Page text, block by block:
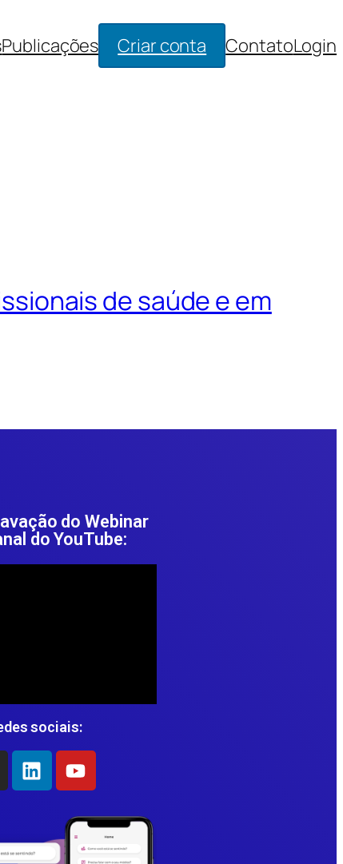
Publicações Criar conta ContatoLogin
de saúde e em
do Webinar
do YouTube:
sociais: